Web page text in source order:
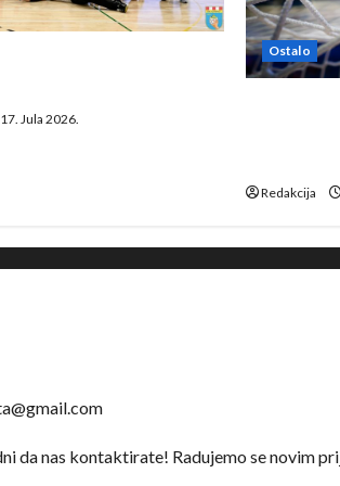
17. Jula 2026.
Ostalo
Redakcija
da nas kontaktirate! Radujemo se novim